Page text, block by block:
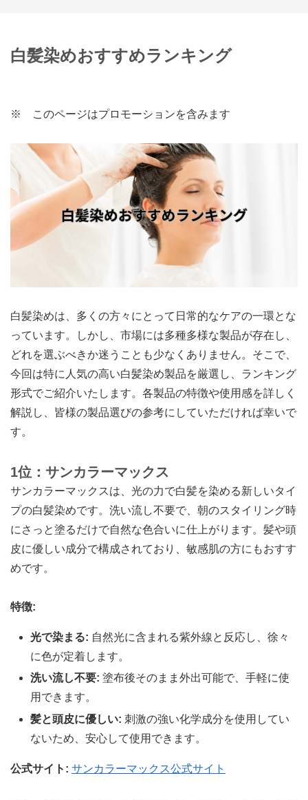
白髪染めおすすめランキング
※ このページはプロモーションを含みます
白髪染めは、多くの方々にとって日常的なケアの一環とな
っています。しかし、市場には多種多様な製品が存在し、
どれを選ぶべきか迷うことも少なくありません。そこで、
今回は特に人気の高い白髪染め製品を厳選し、ランキング
形式でご紹介いたします。各製品の特徴や使用感を詳しく
解説し、皆様の製品選びの参考にしていただければ幸いで
す。
1位：サンカラーマックス
サンカラーマックスは、光の力で白髪を染める新しいタイ
プの白髪染めです。洗い流し不要で、朝のスタイリング時
にさっと塗るだけで自然な色合いに仕上がります。髪や頭
皮に優しい成分で構成されており、敏感肌の方にもおすす
めです。
特徴:
光で染まる: 自然光に含まれる紫外線と反応し、徐々
に色が定着します。
洗い流し不要: 塗布後そのまま外出可能で、手軽に使
用できます。
髪と頭皮に優しい: 刺激の強い化学成分を使用してい
ないため、安心して使用できます。
公式サイト: サンカラーマックス公式サイト